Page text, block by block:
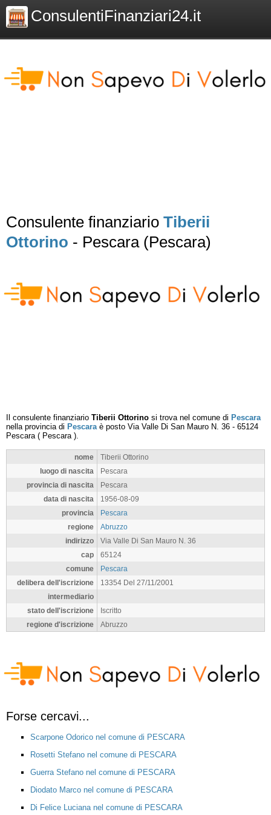
ConsulentiFinanziari24.it
Consulente finanziario Tiberii
Ottorino - Pescara (Pescara)
Il consulente finanziario Tiberii Ottorino si trova nel comune di Pescara
nella provincia di Pescaraè posto Via Valle Di San Mauro N. 36 - 65124
Pescara( Pescara).
nome
Tiberii Ottorino
luogo di nascita
Pescara
provincia di nascita
Pescara
data di nascita
1956-08-09
provincia
Pescara
regione
Abruzzo
indirizzo
Via Valle Di San Mauro N. 36
cap
65124
comune
Pescara
delibera dell'iscrizione
13354 Del 27/11/2001
intermediario
stato dell'iscrizione
Iscritto
regione d'iscrizione
Abruzzo
Forse cercavi...
Scarpone Odorico nel comune di PESCARA
Rosetti Stefano nel comune di PESCARA
Guerra Stefano nel comune di PESCARA
Diodato Marco nel comune di PESCARA
Di Felice Luciana nel comune di PESCARA